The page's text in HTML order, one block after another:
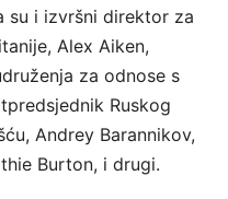
su i izvršni direktor za
Alex Aiken,
za odnose s
Ruskog
Andrey Barannikov,
Burton, i drugi.